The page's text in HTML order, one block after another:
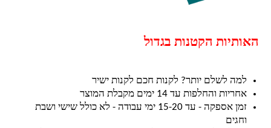
האותיות הקטנות בגדול
למה לשלם יותר? לקנות חכם לקנות ישיר
אחריות והחלפות עד 14 ימים מקבלת המוצר
זמן אספקה - עד 15-20 ימי עבודה - לא כולל שישי ושבת
וחגים